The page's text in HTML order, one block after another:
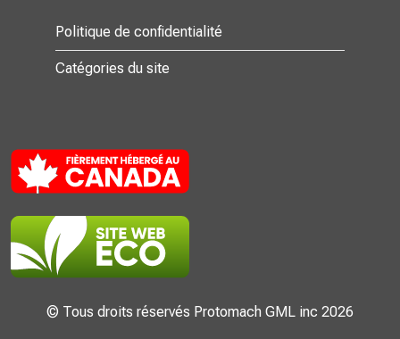
Politique de confidentialité
Catégories du site
© Tous droits réservés Protomach GML inc 2026